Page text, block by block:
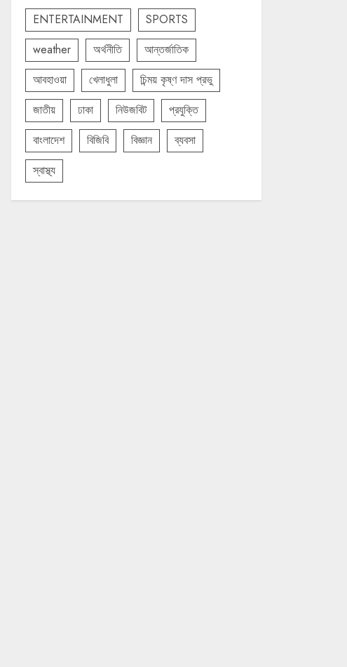
ENTERTAINMENT
SPORTS
weather
অর্থনীতি
আন্তর্জাতিক
আবহাওয়া
খেলাধুলা
চিন্ময় কৃষ্ণ দাস প্রভু
জাতীয়
ঢাকা নিউজবিট
প্রযুক্তি
বাংলাদেশ
বিজিবি বিজ্ঞান
ব্যবসা
স্বাস্থ্য